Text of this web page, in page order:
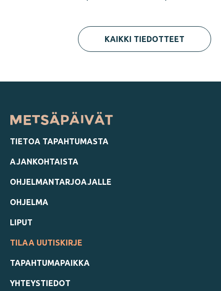
KAIKKI TIEDOTTEET
TIETOA TAPAHTUMASTA
AJANKOHTAISTA
OHJELMANTARJOAJALLE
OHJELMA
LIPUT
TILAA UUTISKIRJE
TAPAHTUMAPAIKKA
YHTEYSTIEDOT